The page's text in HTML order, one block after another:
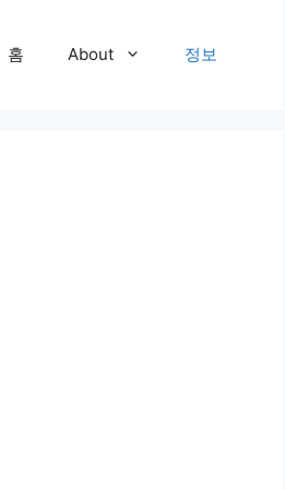
홈 About 정보